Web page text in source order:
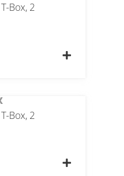
Box, 2
Box, 2